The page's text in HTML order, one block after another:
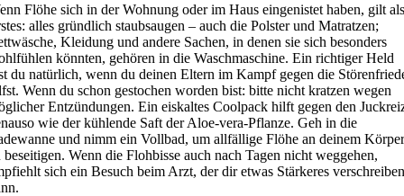
Flöhe sich in der Wohnung oder im Haus eingenistet haben, gilt als
alles gründlich staubsaugen – auch die Polster und Matratzen;
Kleidung und andere Sachen, in denen sie sich besonders
könnten, gehören in die Waschmaschine. Ein richtiger Held
du natürlich, wenn du deinen Eltern im Kampf gegen die
Wenn du schon gestochen worden bist: bitte nicht kratzen wegen
Entzündungen. Ein eiskaltes Coolpack hilft gegen den
wie der kühlende Saft der Aloe-vera-Pflanze. Geh in die
und nimm ein Vollbad, um allfällige Flöhe an deinem Körper
beseitigen. Wenn die Flohbisse auch nach Tagen nicht weggehen,
sich ein Besuch beim Arzt, der dir etwas Stärkeres verschreiben